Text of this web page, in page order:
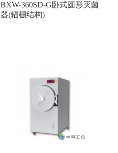
BXW-360SD-G卧式圆形灭菌
器(辐栅结构)